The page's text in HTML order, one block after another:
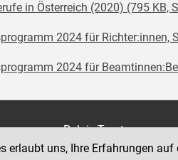
in Österreich (2020) (795 KB,
2024 für Richter:innen,
2024 für
Palais Trautson
Museumstraße 7
erlaubt uns, Ihre Erfahrungen